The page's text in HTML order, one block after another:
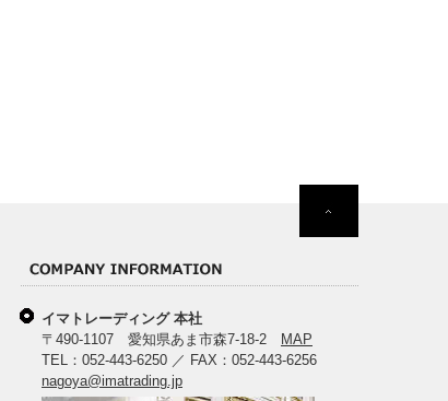
イマトレーディング 本社
〒490-1107 愛知県あま市森7-18-2
MAP
TEL：052-443-6250 ／ FAX：052-443-6256
nagoya@imatrading.jp